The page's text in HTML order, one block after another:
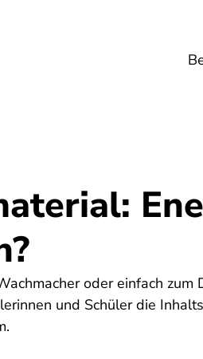
oder einfach zum
und Schüler die